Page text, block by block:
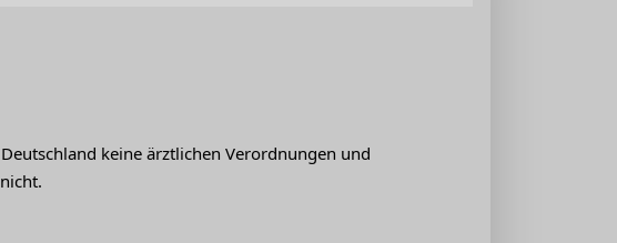
keine ärztlichen Verordnungen und